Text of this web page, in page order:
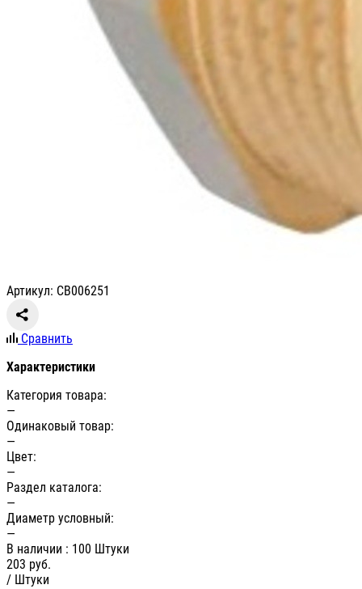
Артикул: СВ006251
Сравнить
Характеристики
Категория товара:
—
Одинаковый товар:
—
Цвет:
—
Раздел каталога:
—
Диаметр условный:
—
В наличии : 100 Штуки
203 руб.
/ Штуки